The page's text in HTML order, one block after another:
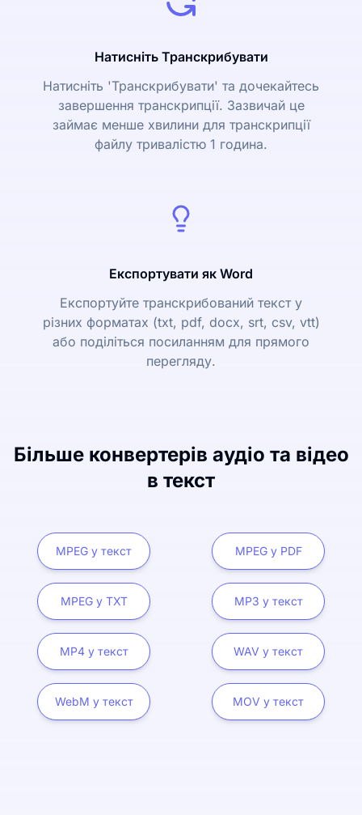
Натисніть Транскрибувати
Натисніть 'Транскрибувати' та дочекайтесь
завершення транскрипції. Зазвичай це
займає менше хвилини для транскрипції
файлу тривалістю 1 година.
Експортувати як Word
Експортуйте транскрибований текст у
різних форматах (txt, pdf, docx, srt, csv, vtt)
або поділіться посиланням для прямого
перегляду.
Більше конвертерів аудіо та відео
в текст
MPEG у текст MPEG у PDF
MPEG у TXT MP3 у текст
MP4 у текст WAV у текст
WebM у текст MOV у текст